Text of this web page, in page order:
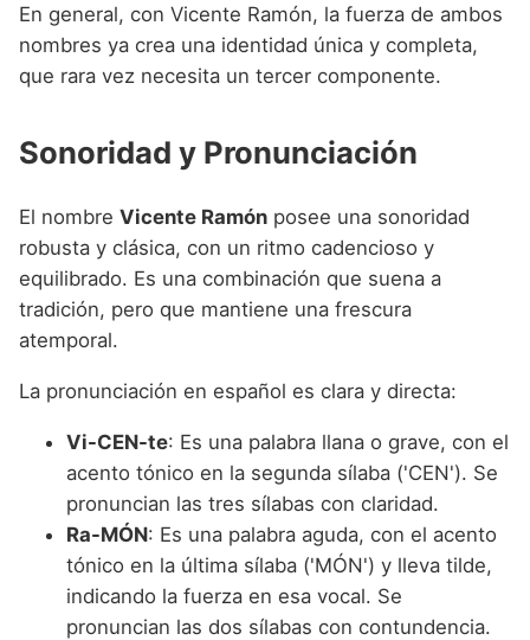
En general, con Vicente Ramón, la fuerza de ambos
nombres ya crea una identidad única y completa,
que rara vez necesita un tercer componente.
Sonoridad y Pronunciación
El nombre Vicente Ramón posee una sonoridad
robusta y clásica, con un ritmo cadencioso y
equilibrado. Es una combinación que suena a
tradición, pero que mantiene una frescura
atemporal.
La pronunciación en español es clara y directa:
Vi-CEN-te: Es una palabra llana o grave, con el
acento tónico en la segunda sílaba ('CEN'). Se
pronuncian las tres sílabas con claridad.
Ra-MÓN: Es una palabra aguda, con el acento
tónico en la última sílaba ('MÓN') y lleva tilde,
indicando la fuerza en esa vocal. Se
pronuncian las dos sílabas con contundencia.